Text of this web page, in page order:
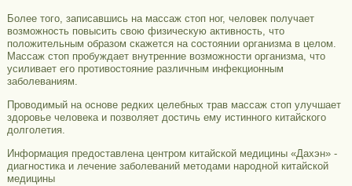
Более того, записавшись на массаж стоп ног, человек получает
возможность повысить свою физическую активность, что
положительным образом скажется на состоянии организма в целом.
Массаж стоп пробуждает внутренние возможности организма, что
усиливает его противостояние различным инфекционным
заболеваниям.
Проводимый на основе редких целебных трав массаж стоп улучшает
здоровье человека и позволяет достичь ему истинного китайского
долголетия.
Информация предоставлена центром китайской медицины «Дахэн» -
диагностика и лечение заболеваний методами народной китайской
медицины